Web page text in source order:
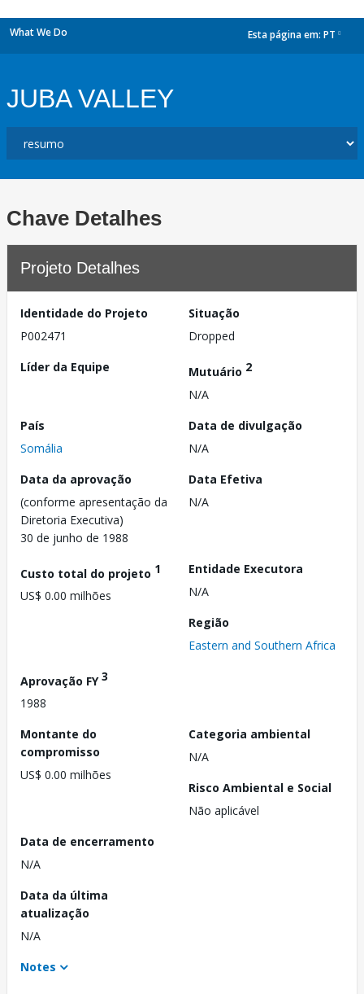
What We Do Esta página em: PT
JUBA VALLEY
Chave Detalhes
Projeto Detalhes
Identidade do Projeto
P002471
Situação
Dropped
Líder da Equipe
Mutuário 2
N/A
País
Somália
Data de divulgação
N/A
Data da aprovação
(conforme apresentação da
Diretoria Executiva)
30 de junho de 1988
Data Efetiva
N/A
Custo total do projeto 1
US$ 0.00 milhões
Entidade Executora
N/A
Região
Eastern and Southern Africa
Aprovação FY3
1988
Montante do
compromisso
US$ 0.00 milhões
Categoria ambiental
N/A
Risco Ambiental e Social
Não aplicável
Data de encerramento
N/A
Data da última
atualização
N/A
Notes